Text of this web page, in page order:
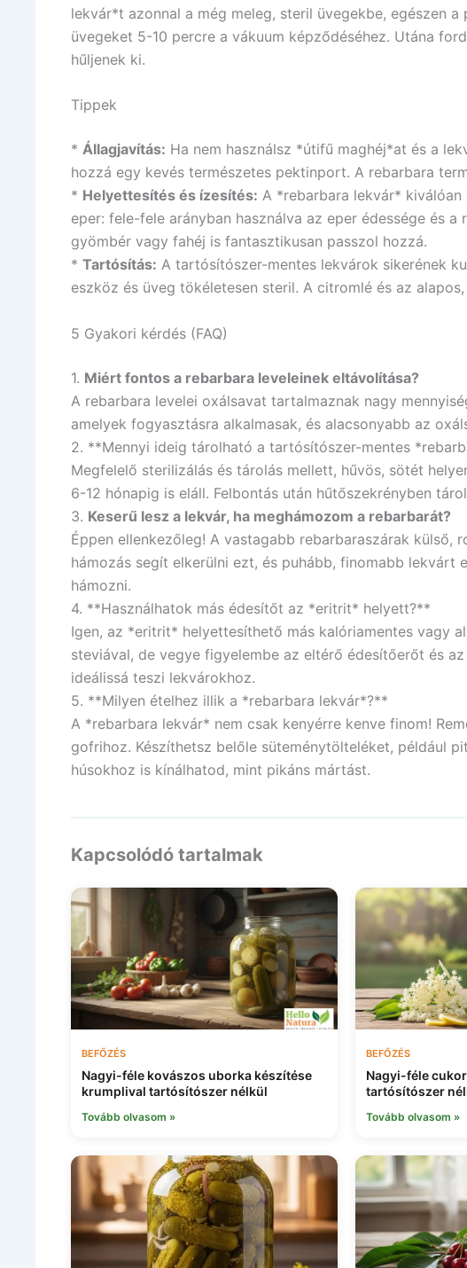
lekvár*t azonnal a még meleg, steril üvegekbe, egészen
üvegeket 5-10 percre a vákuum képződéséhez. Utána
hűljenek ki.
Tippek
* Állagjavítás: Ha nem használsz *útifű maghéj*at és a
hozzá egy kevés természetes pektinport. A rebarbara
* Helyettesítés és ízesítés: A *rebarbara lekvár*
eper: fele-fele arányban használva az eper édessége és
gyömbér vagy fahéj is fantasztikusan passzol hozzá.
* Tartósítás: A tartósítószer-mentes lekvárok sikerének
eszköz és üveg tökéletesen steril. A citromlé és az
5 Gyakori kérdés (FAQ)
1. Miért fontos a rebarbara leveleinek eltávolítása?
A rebarbara levelei oxálsavat tartalmaznak nagy
amelyek fogyasztásra alkalmasak, és alacsonyabb az
2. **Mennyi ideig tárolható a tartósítószer-mentes
Megfelelő sterilizálás és tárolás mellett, hűvös, sötét
6-12 hónapig is eláll. Felbontás után hűtőszekrényben
3. Keserű lesz a lekvár, ha meghámozom a rebarbarát?
Éppen ellenkezőleg! A vastagabb rebarbaraszárak külső,
hámozás segít elkerülni ezt, és puhább, finomabb lekvárt
hámozni.
4. **Használhatok más édesítőt az *eritrit* helyett?**
Igen, az *eritrit* helyettesíthető más kalóriamentes vagy
steviával, de vegye figyelembe az eltérő édesítőerőt és
ideálissá teszi lekvárokhoz.
5. **Milyen ételhez illik a *rebarbara lekvár*?**
A *rebarbara lekvár* nem csak kenyérre kenve finom!
gofrihoz. Készíthetsz belőle süteménytölteléket, például
húsokhoz is kínálhatod, mint pikáns mártást.
Kapcsolódó tartalmak
BEFŐZÉS
Nagyi-féle kovászos uborka készítése
krumplival tartósítószer nélkül
Tovább olvasom »
BEFŐZÉS
Nagyi-féle
tartósítószer
Tovább olvasom »